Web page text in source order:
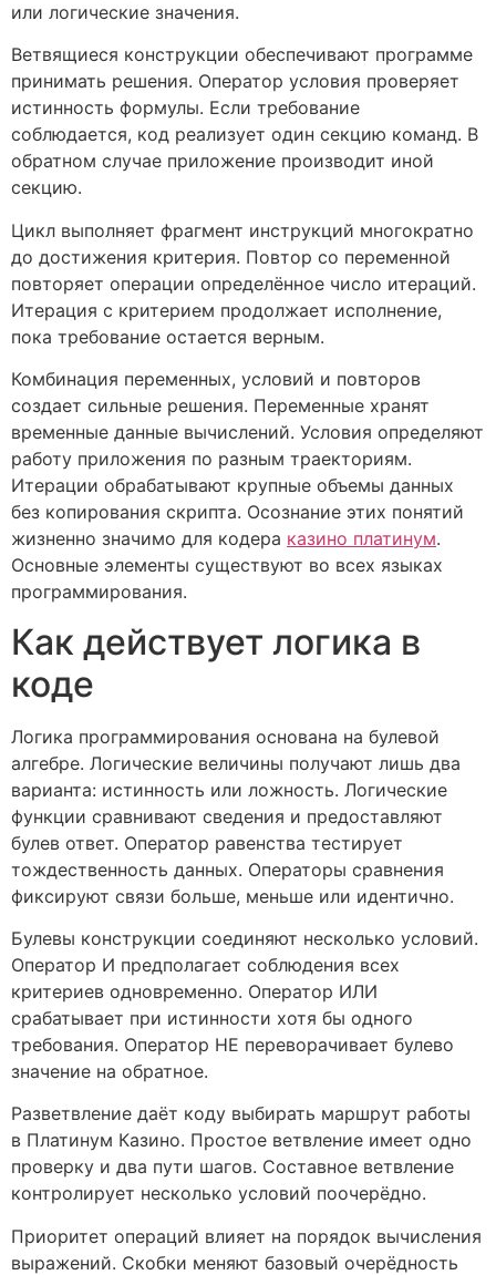
или логические значения.
Ветвящиеся конструкции обеспечивают программе
принимать решения. Оператор условия проверяет
истинность формулы. Если требование
соблюдается, код реализует один секцию команд. В
обратном случае приложение производит иной
секцию.
Цикл выполняет фрагмент инструкций многократно
до достижения критерия. Повтор со переменной
повторяет операции определённое число итераций.
Итерация с критерием продолжает исполнение,
пока требование остается верным.
Комбинация переменных, условий и повторов
создает сильные решения. Переменные хранят
временные данные вычислений. Условия определяют
работу приложения по разным траекториям.
Итерации обрабатывают крупные объемы данных
без копирования скрипта. Осознание этих понятий
жизненно значимо для кодера казино платинум.
Основные элементы существуют во всех языках
программирования.
Как действует логика в
коде
Логика программирования основана на булевой
алгебре. Логические величины получают лишь два
варианта: истинность или ложность. Логические
функции сравнивают сведения и предоставляют
булев ответ. Оператор равенства тестирует
тождественность данных. Операторы сравнения
фиксируют связи больше, меньше или идентично.
Булевы конструкции соединяют несколько условий.
Оператор И предполагает соблюдения всех
критериев одновременно. Оператор ИЛИ
срабатывает при истинности хотя бы одного
требования. Оператор НЕ переворачивает булево
значение на обратное.
Разветвление даёт коду выбирать маршрут работы
в Платинум Казино. Простое ветвление имеет одно
проверку и два пути шагов. Составное ветвление
контролирует несколько условий поочерёдно.
Приоритет операций влияет на порядок вычисления
выражений. Скобки меняют базовый очерёдность